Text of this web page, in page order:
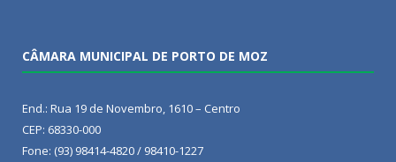
CÂMARA MUNICIPAL DE PORTO DE MOZ
End.: Rua 19 de Novembro, 1610 – Centro
CEP: 68330-000
Fone: (93) 98414-4820 / 98410-1227